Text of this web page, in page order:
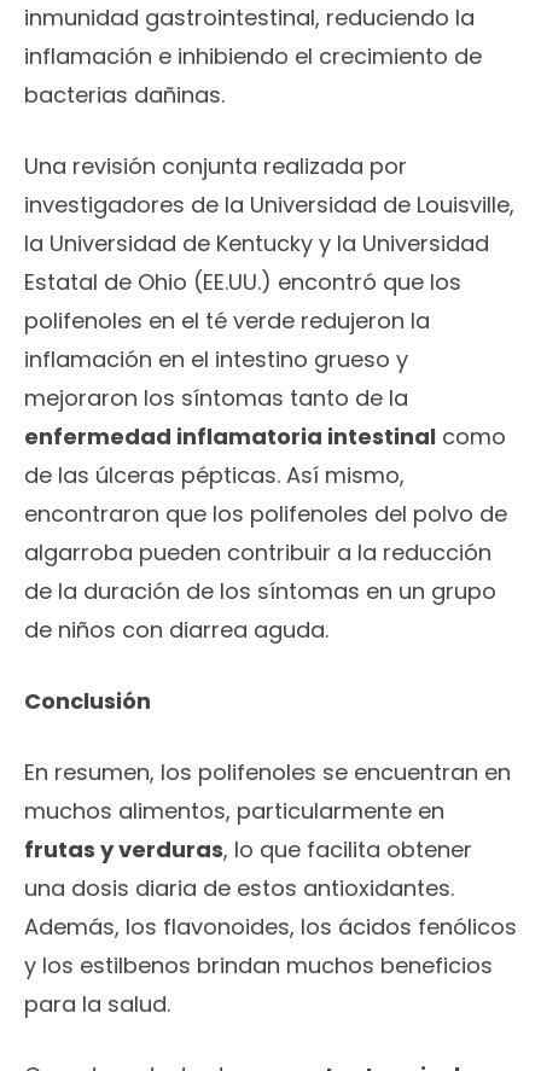
inmunidad gastrointestinal, reduciendo la
inflamación e inhibiendo el crecimiento de
bacterias dañinas.
Una revisión conjunta realizada por
investigadores de la Universidad de Louisville,
la Universidad de Kentucky y la Universidad
Estatal de Ohio (EE.UU.) encontró que los
polifenoles en el té verde redujeron la
inflamación en el intestino grueso y
mejoraron los síntomas tanto de la
enfermedad inflamatoria intestinal como
de las úlceras pépticas. Así mismo,
encontraron que los polifenoles del polvo de
algarroba pueden contribuir a la reducción
de la duración de los síntomas en un grupo
de niños con diarrea aguda.
Conclusión
En resumen, los polifenoles se encuentran en
muchos alimentos, particularmente en
frutas y verduras, lo que facilita obtener
una dosis diaria de estos antioxidantes.
Además, los flavonoides, los ácidos fenólicos
y los estilbenos brindan muchos beneficios
para la salud.